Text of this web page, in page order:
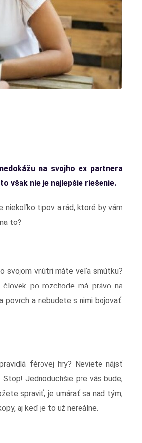
na svojho ex partnera
však nie je najlepšie riešenie.
niekoľko tipov a rád, ktoré by vám
to?
svojom vnútri máte veľa smútku?
po rozchode má právo na
povrch a nebudete s nimi bojovať.
férovej hry? Neviete nájsť
Jednoduchšie pre vás bude,
spraviť, je umárať sa nad tým,
aj keď je to už nereálne.